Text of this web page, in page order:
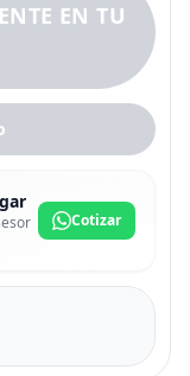
EN TU
Cotizar